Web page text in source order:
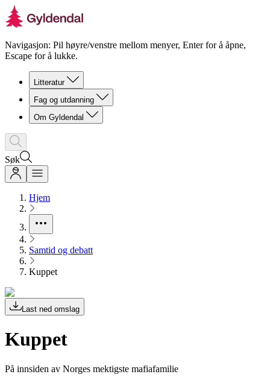
Navigasjon: Pil høyre/venstre mellom menyer, Enter for å åpne,
Escape for å lukke.
Litteratur
Fag og utdanning
Om Gyldendal
Søk
Hjem
Samtid og debatt
Kuppet
Last ned omslag
Kuppet
På innsiden av Norges mektigste mafiafamilie